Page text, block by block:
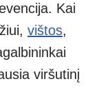
Kai
vištos,
viršutinį